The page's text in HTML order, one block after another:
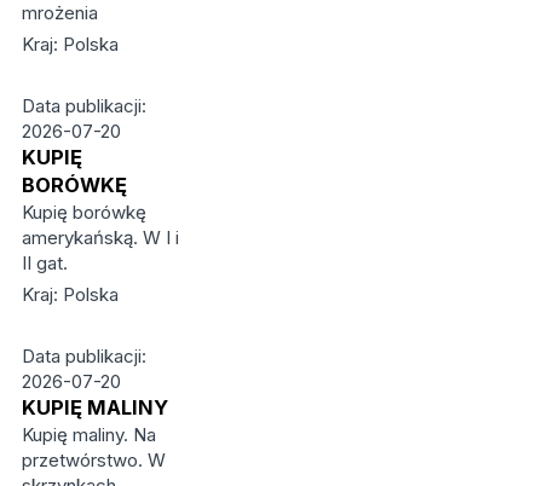
mrożenia
Kraj: Polska
Data publikacji:
2026-07-20
KUPIĘ
BORÓWKĘ
Kupię borówkę
amerykańską. W I i
II gat.
Kraj: Polska
Data publikacji:
2026-07-20
KUPIĘ MALINY
Kupię maliny. Na
przetwórstwo. W